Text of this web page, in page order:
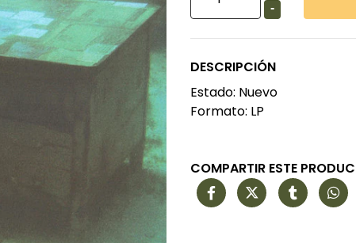
-
DESCRIPCIÓN
Estado: Nuevo
Formato: LP
COMPARTIR ESTE